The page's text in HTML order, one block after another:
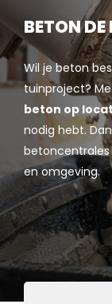
BETON DE
Wil je beton
tuinproject?
beton op
nodig hebt.
betoncentrales
en omgeving.